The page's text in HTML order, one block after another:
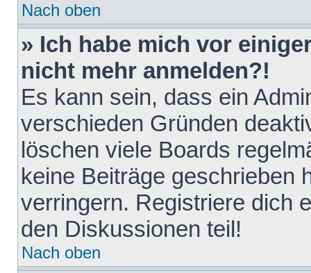
Nach oben
» Ich habe mich vor
nicht mehr anmelden?!
Es kann sein, dass ein
verschieden Gründen
löschen viele Boards
keine Beiträge geschrieben
verringern. Registriere dich
den Diskussionen teil!
Nach oben